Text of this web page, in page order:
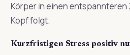
Körper in einen entspannteren
Kopf folgt.
Kurzfristigen Stress positiv